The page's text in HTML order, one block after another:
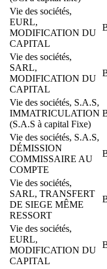
Vie des sociétés,
EURL,
MODIFICATION DU
CAPITAL
Vie des sociétés,
SARL,
MODIFICATION DU
CAPITAL
Vie des sociétés, S.A.S,
IMMATRICULATION
(S.A.S à capital Fixe)
Vie des sociétés, S.A.S,
DÉMISSION
COMMISSAIRE AU
COMPTE
Vie des sociétés,
SARL, TRANSFERT
DE SIEGE MÊME
RESSORT
Vie des sociétés,
EURL,
MODIFICATION DU
CAPITAL